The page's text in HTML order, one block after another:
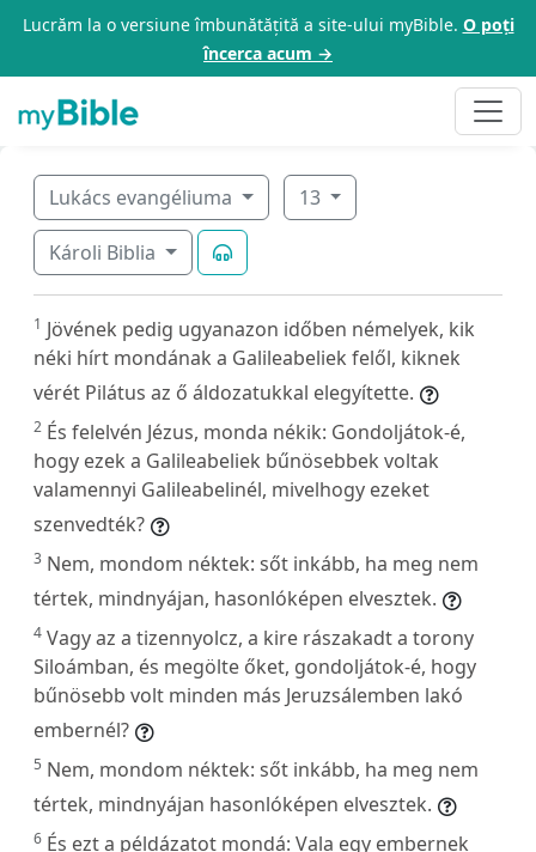
Lucrăm la o versiune îmbunătățită a site-ului myBible. O poți
încerca acum →
Lukács evangéliuma 13
Károli Biblia
1 Jövének pedig ugyanazon időben némelyek, kik
néki hírt mondának a Galileabeliek felől, kiknek
vérét Pilátus az ő áldozatukkal elegyítette.
2 És felelvén Jézus, monda nékik: Gondoljátok-é,
hogy ezek a Galileabeliek bűnösebbek voltak
valamennyi Galileabelinél, mivelhogy ezeket
szenvedték?
3 Nem, mondom néktek: sőt inkább, ha meg nem
tértek, mindnyájan, hasonlóképen elvesztek.
4 Vagy az a tizennyolcz, a kire rászakadt a torony
Siloámban, és megölte őket, gondoljátok-é, hogy
bűnösebb volt minden más Jeruzsálemben lakó
embernél?
5 Nem, mondom néktek: sőt inkább, ha meg nem
tértek, mindnyájan hasonlóképen elvesztek.
6 És ezt a példázatot mondá: Vala egy embernek